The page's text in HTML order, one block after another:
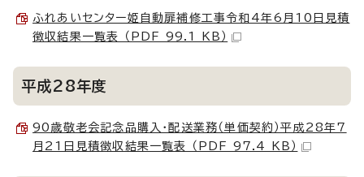
ふれあいセンター姫自動扉補修工事令和4年6月10日見積
徴収結果一覧表 （PDF 99.1 KB）
平成28年度
90歳敬老会記念品購入・配送業務（単価契約）平成28年7
月21日見積徴収結果一覧表 （PDF 97.4 KB）